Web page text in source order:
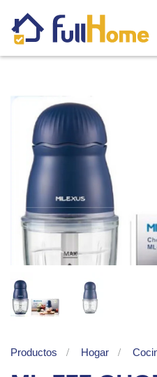
Skip to main content
Productos Hogar